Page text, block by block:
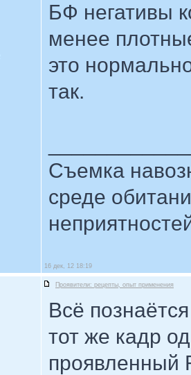
БФ негативы
менее
это
так.
Съемка
среде
16 дек, 12 18:19
Проявители: рецепты, опыт применения
Всё
тот же кадр
проявленный